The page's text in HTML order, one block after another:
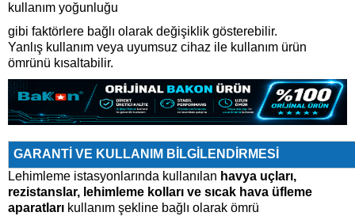
kullanım yoğunluğu
gibi faktörlere bağlı olarak değişiklik gösterebilir.
Yanlış kullanım veya uyumsuz cihaz ile kullanım ürün
ömrünü kısaltabilir.
GARANTİ VE KULLANIM BİLGİLENDİRMESİ
Lehimleme istasyonlarında kullanılan havya uçları,
rezistanslar, lehimleme kolları ve sıcak hava üfleme
aparatları kullanım şekline bağlı olarak ömrü